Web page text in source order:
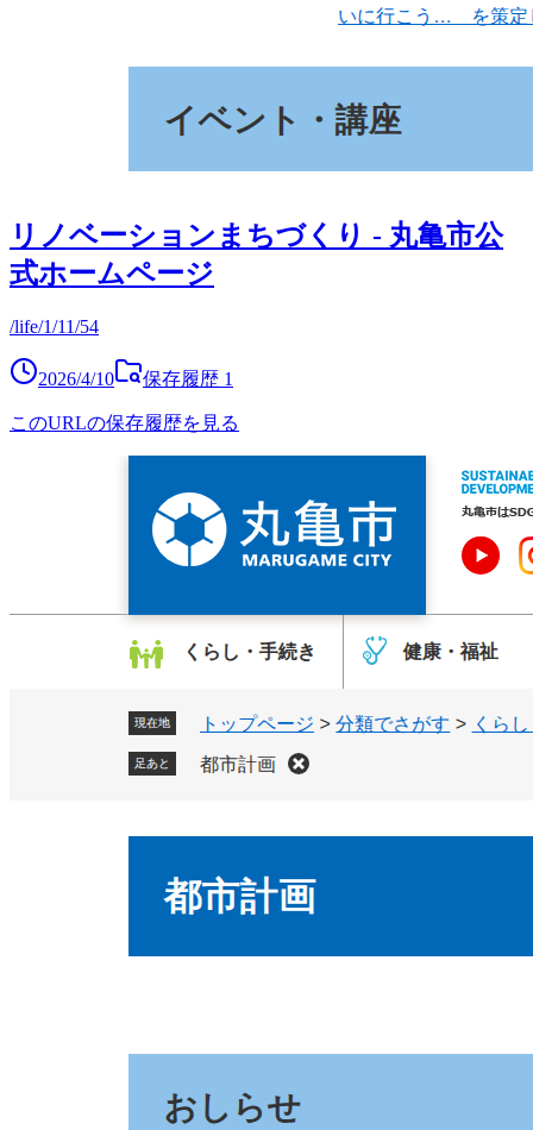
リノベーションまちづくり - 丸亀市公
式ホームページ
/life/1/11/54
2026/4/10 保存履歴 1
このURLの保存履歴を見る